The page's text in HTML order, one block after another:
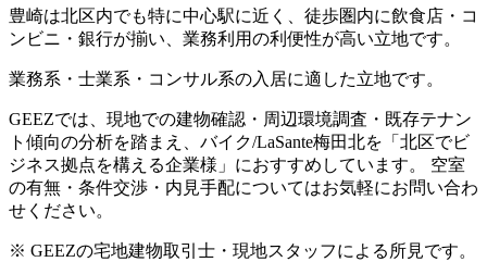
豊崎は北区内でも特に中心駅に近く、徒歩圏内に飲食店・コ
ンビニ・銀行が揃い、業務利用の利便性が高い立地です。
業務系・士業系・コンサル系の入居に適した立地です。
GEEZでは、現地での建物確認・周辺環境調査・既存テナン
ト傾向の分析を踏まえ、バイク/LaSante梅田北を「北区でビ
ジネス拠点を構える企業様」におすすめしています。 空室
の有無・条件交渉・内見手配についてはお気軽にお問い合わ
せください。
※ GEEZの宅地建物取引士・現地スタッフによる所見です。